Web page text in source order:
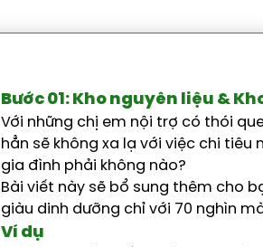
Bước 01: Kho nguyên liệu &
Với những chị em nội trợ có thói
hẳn sẽ không xa lạ với việc chi
gia đình phải không nào?
Bài viết này sẽ bổ sung thêm cho
giàu dinh dưỡng chỉ với 70 nghìn
Ví dụ